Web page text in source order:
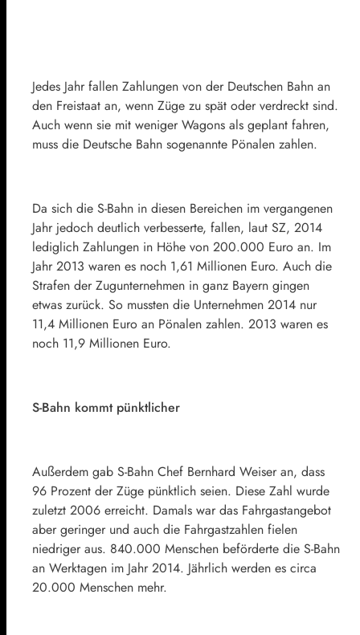
Jedes Jahr fallen Zahlungen von der Deutschen Bahn an
den Freistaat an, wenn Züge zu spät oder verdreckt sind.
Auch wenn sie mit weniger Wagons als geplant fahren,
muss die Deutsche Bahn sogenannte Pönalen zahlen.
Da sich die S-Bahn in diesen Bereichen im vergangenen
Jahr jedoch deutlich verbesserte, fallen, laut SZ, 2014
lediglich Zahlungen in Höhe von 200.000 Euro an. Im
Jahr 2013 waren es noch 1,61 Millionen Euro. Auch die
Strafen der Zugunternehmen in ganz Bayern gingen
etwas zurück. So mussten die Unternehmen 2014 nur
11,4 Millionen Euro an Pönalen zahlen. 2013 waren es
noch 11,9 Millionen Euro.
S-Bahn kommt pünktlicher
Außerdem gab S-Bahn Chef Bernhard Weiser an, dass
96 Prozent der Züge pünktlich seien. Diese Zahl wurde
zuletzt 2006 erreicht. Damals war das Fahrgastangebot
aber geringer und auch die Fahrgastzahlen fielen
niedriger aus. 840.000 Menschen beförderte die S-Bahn
an Werktagen im Jahr 2014. Jährlich werden es circa
20.000 Menschen mehr.